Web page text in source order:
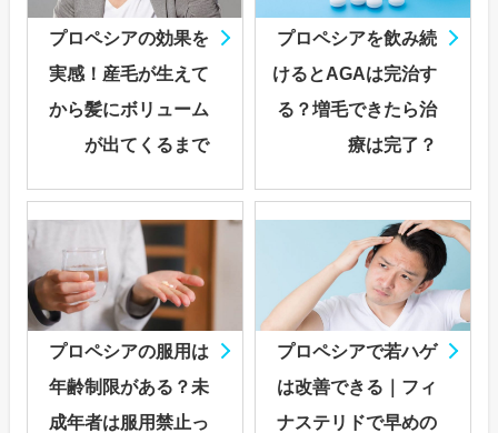
プロペシアの効果を
実感！産毛が生えて
から髪にボリューム
が出てくるまで
プロペシアを飲み続
けるとAGAは完治す
る？増毛できたら治
療は完了？
プロペシアの服用は
年齢制限がある？未
成年者は服用禁止っ
プロペシアで若ハゲ
は改善できる｜フィ
ナステリドで早めの